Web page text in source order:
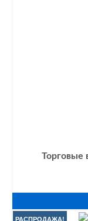
Торговые
РАСПРОДАЖА!